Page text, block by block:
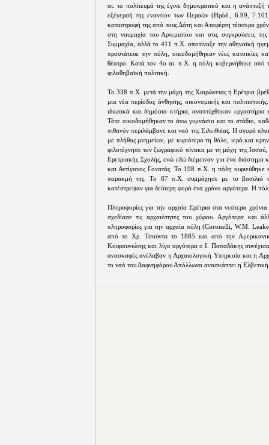
αι. το πολίτευμά της έγινε δημοκρατικό και η
εξέγερσή της εναντίον των Περσών (Ηρόδ., 6.99,
καταστροφή της από τους Δάτη και Αταφέρτη τέσσερα
στη ναυμαχία του Αρτεμισίου και στις συγκρούσεις
Συμμαχία, αλλά το 411 π.Χ. αποτίναξε την αθηναϊκή
προστάτευε την πόλη, οικοδομήθηκαν νέες κατοικίες
θέατρο. Κατά τον 4ο αι. π.Χ. η πόλη κυβερνήθηκε από
φιλοθηβαϊκή πολιτική.
Το 338 π.Χ. μετά την μάχη της Χαιρώνειας η Ερέτρια
μια νέα περίοδος άνθησης, οικονομικής και
ιδιωτικά και δημόσια κτήρια, αναπτύχθηκαν
Τότε οικοδομήθηκαν το άνω γυμνάσιο και το στάδιο,
πιθανόν περιλάμβανε και ναό της Ειλειθυίας. Η αγορά
με πλήθος μνημείων, με κυριότερο τη θόλο, ιερά και
φιλοτέχνησε τον ζωγραφικό πίνακα με τη μάχη της
Ερετριακής Σχολής, ενώ εδώ διέμειναν για ένα
και Αντίγονος Γονατάς. Το 198 π.Χ. η πόλη κυριεύθηκε
παρακμή της. Το 87 π.Χ. συμμάχησε με το βασιλιά
κατέστρεψαν για δεύτερη φορά ένα χρόνο αργότερα. Η
Πληροφορίες για την αρχαία Ερέτρια στα νεότερα
σχεδίασε τις αρχαιότητες του χώρου. Αργότερα και
πληροφορίες για την αρχαία πόλη (Coronelli, W.M.
από το Χρ. Τσούντα το 1885 και από την
Κουρουνιώτης και λίγο αργότερα ο Ι. Παπαδάκης
ανασκαφές ανέλαβαν η Αρχαιολογική Υπηρεσία και η
το ναό του Δαφνηφόρου Απόλλωνα ανασκάπτει η